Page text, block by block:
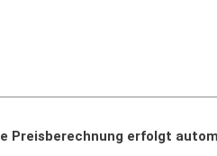
Preisberechnung erfolgt